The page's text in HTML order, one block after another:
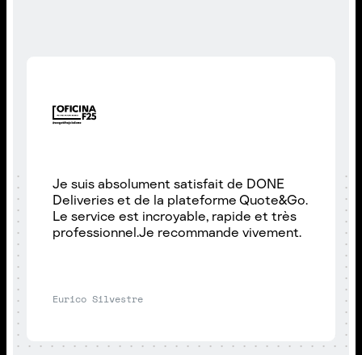
Je suis absolument satisfait de DONE
Deliveries et de la plateforme Quote&Go.
Le service est incroyable, rapide et très
professionnel.Je recommande vivement.
Eurico Silvestre